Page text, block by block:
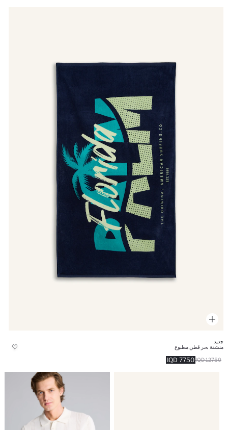
جديد
منشفة بحر قطن مطبوع
7750 IQD 12750 IQD